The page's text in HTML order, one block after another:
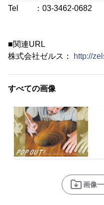
Tel ：03-3462-0682
■関連URL
株式会社ゼルス：
http://
すべての画像
画像